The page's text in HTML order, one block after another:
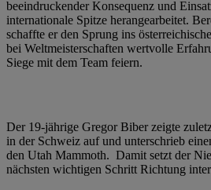
beeindruckender Konsequenz und
internationale Spitze herangearbeitet.
schaffte er den Sprung ins
bei Weltmeisterschaften wertvolle
Siege mit dem Team feiern.
Der 19-jährige Gregor Biber zeigte
in der Schweiz auf und unterschrieb
den Utah Mammoth. Damit setzt der
nächsten wichtigen Schritt Richtung